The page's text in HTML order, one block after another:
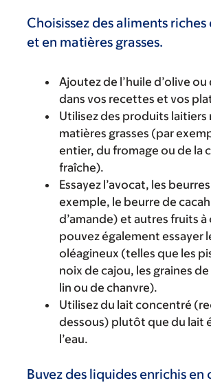
Choisissez des aliments
et en matières grasses.
Ajoutez de l’huile d’olive
dans vos recettes et vos
Utilisez des produits laitiers
matières grasses (par
entier, du fromage ou de la
fraîche).
Essayez l’avocat, les
exemple, le beurre de
d’amande) et autres fruits à
pouvez également essayer
oléagineux (telles que les
noix de cajou, les graines
lin ou de chanvre).
Utilisez du lait concentré
dessous) plutôt que du lait
l’eau.
Buvez des liquides enrichis en